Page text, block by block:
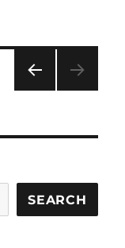
Thinkers
SEARCH